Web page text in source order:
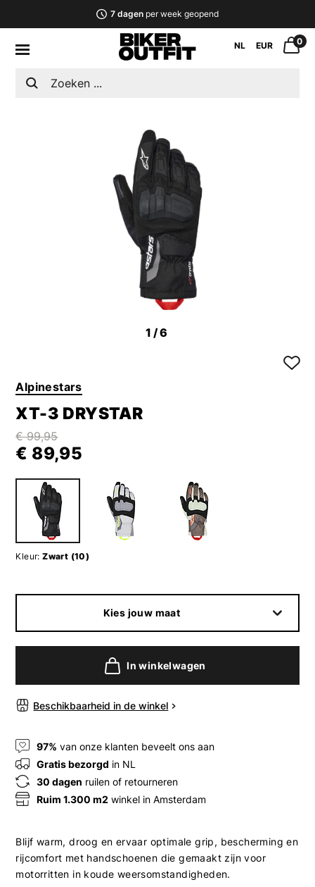
7 dagenper week geopend
NL EUR 0
1 /6
Alpinestars
XT-3 DRYSTAR
€ 99,95
€ 89,95
Kleur: Zwart (10)
Kies jouw maat
In winkelwagen
Beschikbaarheid in de winkel
97% van onze klanten beveelt ons aan
Gratis bezorgd in NL
30 dagen ruilen of retourneren
Ruim 1.300 m2 winkel in Amsterdam
Blijf warm, droog en ervaar optimale grip, bescherming en
rijcomfort met handschoenen die gemaakt zijn voor
motorritten in koude weersomstandigheden.